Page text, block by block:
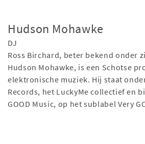
Hudson Mohawke
DJ
Ross Birchard, beter bekend onder
Hudson Mohawke, is een Schotse
elektronische muziek. Hij staat
Records, het LuckyMe collectief en
GOOD Music, op het sublabel Very